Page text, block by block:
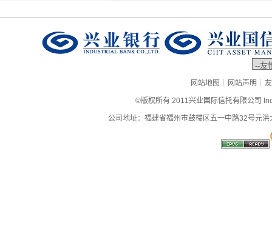
网站地图 | 网站声明 |
©版权所有 2011兴业国际信托有限公司
公司地址：福建省福州市鼓楼区五一中路32号元